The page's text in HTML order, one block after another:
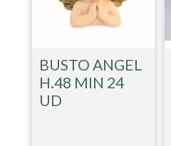
BUSTO ANGEL
H.48 MIN 24
UD